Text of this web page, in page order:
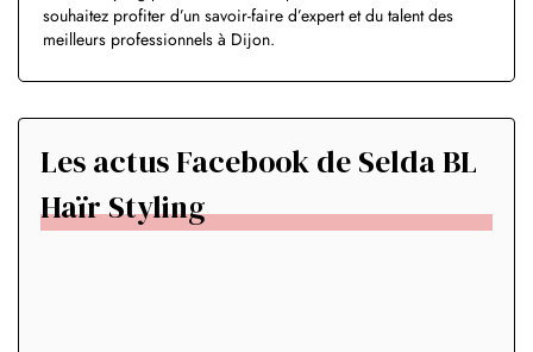
souhaitez profiter d’un savoir-faire d’expert et du talent des
meilleurs professionnels à Dijon.
Les actus Facebook de Selda BL
Haïr Styling